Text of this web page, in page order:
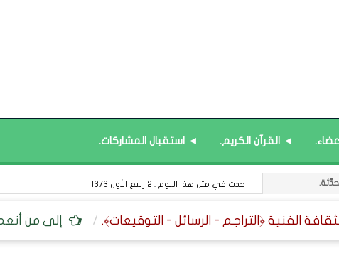
◄ القرآن الكريم. ◄ استقبال المشاركات.
حدث في مثل هذا اليوم : 2 ربيع الأول 1373
إلى من